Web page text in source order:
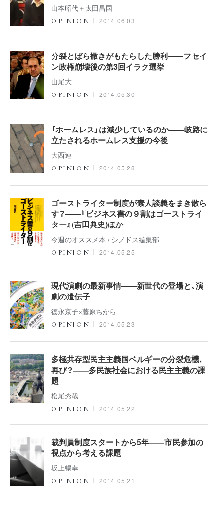
山本昭代＋太田昌国
OPINION 2014.06.03
分裂とばら撒きがもたらした勝利――フセイ
ン政権崩壊後の第3回イラク選挙
山尾大
OPINION 2014.05.30
「ホームレス」は減少しているのか――岐路に
立たされるホームレス支援の今後
大西連
OPINION 2014.05.28
ゴーストライター制度が素人談義をまき散ら
す？――『ビジネス書の９割はゴーストライ
ター』(吉田典史)ほか
今週のオススメ本 / シノドス編集部
OPINION 2014.05.25
現代演劇の最新事情――新世代の登場と、演
劇の遺伝子
徳永京子×藤原ちから
OPINION 2014.05.23
多極共存型民主主義国ベルギーの分裂危機、
再び？――多民族社会における民主主義の課
題
松尾秀哉
OPINION 2014.05.22
裁判員制度スタートから5年――市民参加の
視点から考える課題
坂上暢幸
OPINION 2014.05.21